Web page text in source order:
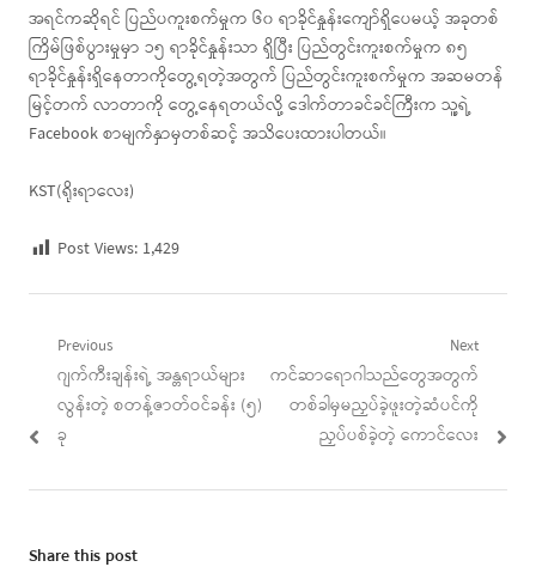
အရင်ကဆိုရင် ပြည်ပကူးစက်မှုက ၆၀ ရာခိုင်နှုန်းကျော်ရှိပေမယ့် အခုတစ်
ကြိမ်ဖြစ်ပွားမှုမှာ ၁၅ ရာခိုင်နှုန်းသာ ရှိပြီး ပြည်တွင်းကူးစက်မှုက ၈၅
ရာခိုင်နှုန်းရှိနေတာကိုတွေ့ရတဲ့အတွက် ပြည်တွင်းကူးစက်မှုက အဆမတန်
မြင့်တက် လာတာကို တွေ့နေရတယ်လို့ ဒေါက်တာခင်ခင်ကြီးက သူ့ရဲ့
Facebook စာမျက်နှာမှတစ်ဆင့် အသိပေးထားပါတယ်။
KST(ရိုးရာလေး)
Post Views: 1,429
Post
navigation
Previous
Previous
post:
ဂျက်ကီးချန်းရဲ့ အန္တရာယ်များ
လွန်းတဲ့ စတန့်ဇာတ်ဝင်ခန်း (၅)
ခု
Next
Next
post:
ကင်ဆာရောဂါသည်တွေအတွက်
တစ်ခါမှမညှပ်ခဲ့ဖူးတဲ့ဆံပင်ကို
ညှပ်ပစ်ခဲ့တဲ့ ကောင်လေး
Share this post